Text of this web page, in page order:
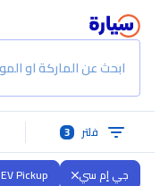
ابحث عن الماركة او
فلتر 3
جي إم سي Pickup